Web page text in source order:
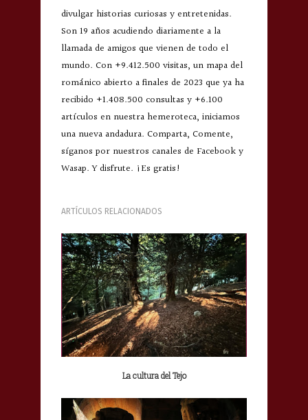
divulgar historias curiosas y entretenidas.
Son 19 años acudiendo diariamente a la
llamada de amigos que vienen de todo el
mundo. Con +9.412.500 visitas, un mapa del
románico abierto a finales de 2023 que ya ha
recibido +1.408.500 consultas y +6.100
artículos en nuestra hemeroteca, iniciamos
una nueva andadura. Comparta, Comente,
síganos por nuestros canales de Facebook y
Wasap. Y disfrute. ¡Es gratis!
ARTÍCULOS RELACIONADOS
La cultura del Tejo